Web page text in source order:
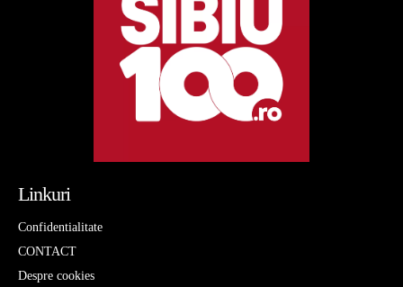
Linkuri
Confidentialitate
CONTACT
Despre cookies